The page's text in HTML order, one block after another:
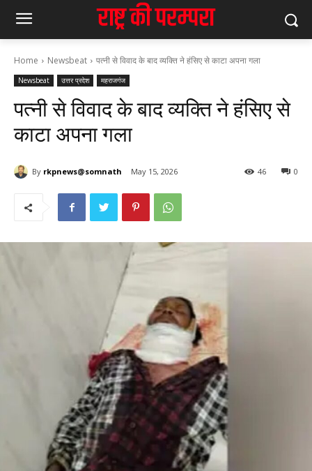
Home Newsbeat पत्नी से विवाद के बाद व्यक्ति ने हंसिए से काटा अपना गला
Newsbeat उत्तर प्रदेश महराजगंज
पत्नी से विवाद के बाद व्यक्ति ने हंसिए से
काटा अपना गला
By rkpnews@somnath May 15, 2026 0
46